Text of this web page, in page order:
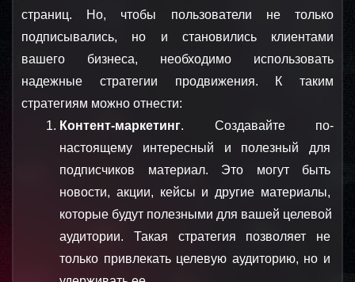
страниц. Но, чтобы пользователи не только
подписывались, но и становились клиентами
вашего бизнеса, необходимо использовать
надежные стратегии продвижения. К таким
стратегиям можно отнести:
Контент-маркетинг. Создавайте по-
настоящему интересный и полезный для
подписчиков материал. Это могут быть
новости, акции, кейсы и другие материалы,
которые будут полезными для вашей целевой
аудитории. Такая стратегия позволяет не
только привлекать целевую аудиторию, но и